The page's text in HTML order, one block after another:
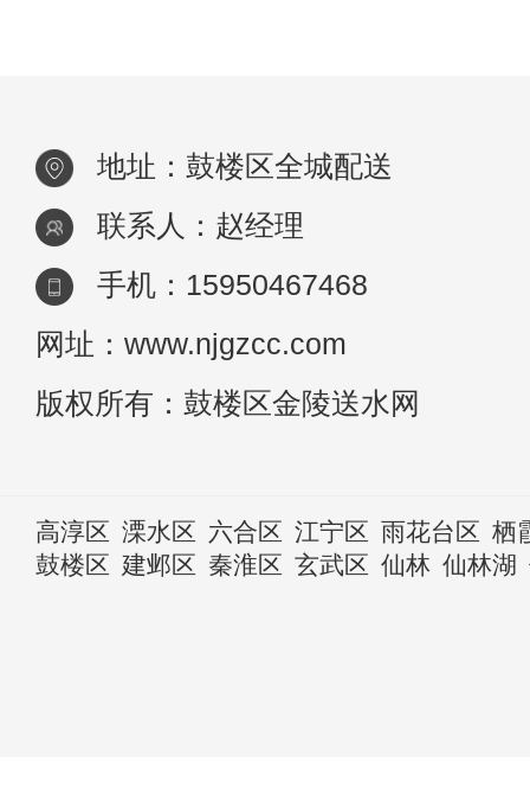
地址：鼓楼区全城配送
联系人：赵经理
手机：15950467468
网址：www.njgzcc.com
版权所有：鼓楼区金陵送水网
高淳区 溧水区 六合区 江宁区 雨花台区 栖
鼓楼区 建邺区 秦淮区 玄武区 仙林 仙林湖